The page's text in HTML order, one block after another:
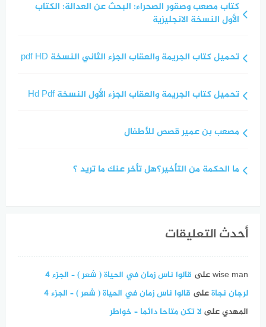
كتاب مصعب وصقور الصحراء: البحث عن العدالة: الكتاب
الأول النسخة الانجليزية
تحميل كتاب الجريمة والعقاب الجزء الثاني النسخة pdf HD
تحميل كتاب الجريمة والعقاب الجزء الأول النسخة Hd Pdf
مصعب بن عمير قصص للأطفال
ما الحكمة من التأخير؟هل تأخر عنك ما تريد ؟
أحدث التعليقات
wise manعلى قالوا ناس زمان في الحياة ( شعر ) – الجزء 4
لرجان نجاةعلى قالوا ناس زمان في الحياة ( شعر ) – الجزء 4
المهديعلى لا تكن متاحا دائما – خواطر